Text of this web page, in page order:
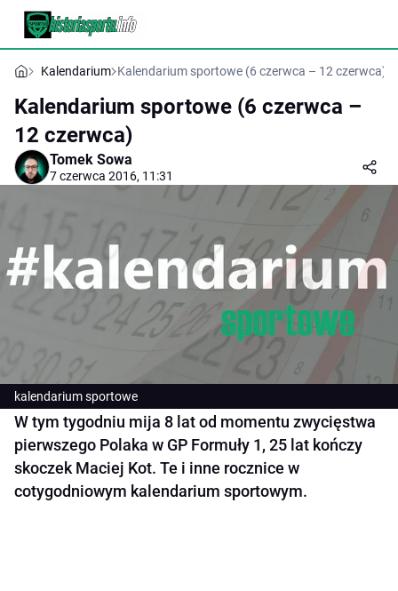
Kalendarium Kalendarium sportowe (6 czerwca – 12 czerwca)
Kalendarium sportowe (6 czerwca –
12 czerwca)
Tomek Sowa
7 czerwca 2016, 11:31
kalendarium sportowe
W tym tygodniu mija 8 lat od momentu zwycięstwa
pierwszego Polaka w GP Formuły 1, 25 lat kończy
skoczek Maciej Kot. Te i inne rocznice w
cotygodniowym kalendarium sportowym.